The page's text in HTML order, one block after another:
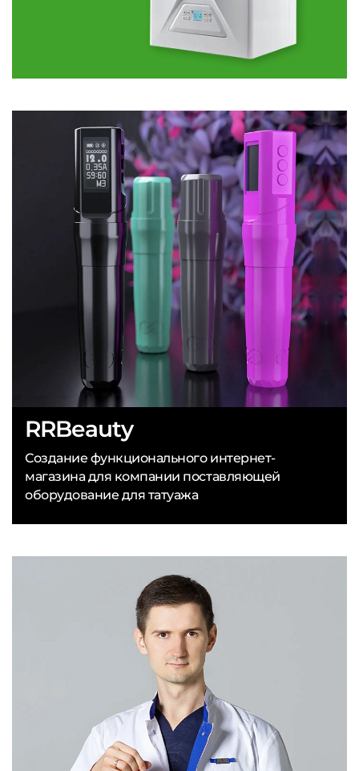
RRBeauty
Создание функционального интернет-
магазина для компании поставляющей
оборудование для татуажа